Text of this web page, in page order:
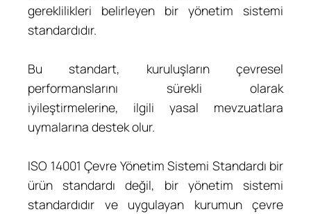
gereklilikleri belirleyen bir yönetim sistemi
standardıdır.
Bu standart, kuruluşların çevresel
performanslarını sürekli olarak
iyileştirmelerine, ilgili yasal mevzuatlara
uymalarına destek olur.
ISO 14001 Çevre Yönetim Sistemi Standardı bir
ürün standardı değil, bir yönetim sistemi
standardıdır ve uygulayan kurumun çevre